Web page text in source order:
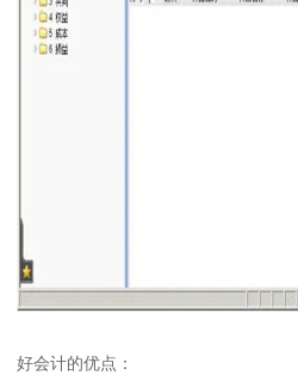
好会计的优点：